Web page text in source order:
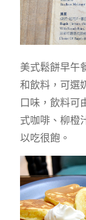
美式鬆餅早午
和飲料，可選
口味，飲料可
式咖啡、柳橙
以吃很飽。